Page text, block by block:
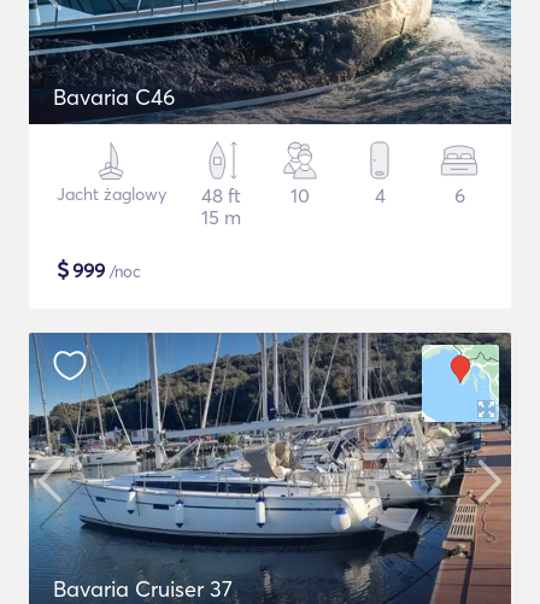
Bavaria C46
Jacht żaglowy
48 ft
15 m
10 4 6
$999 /noc
Bavaria Cruiser 37